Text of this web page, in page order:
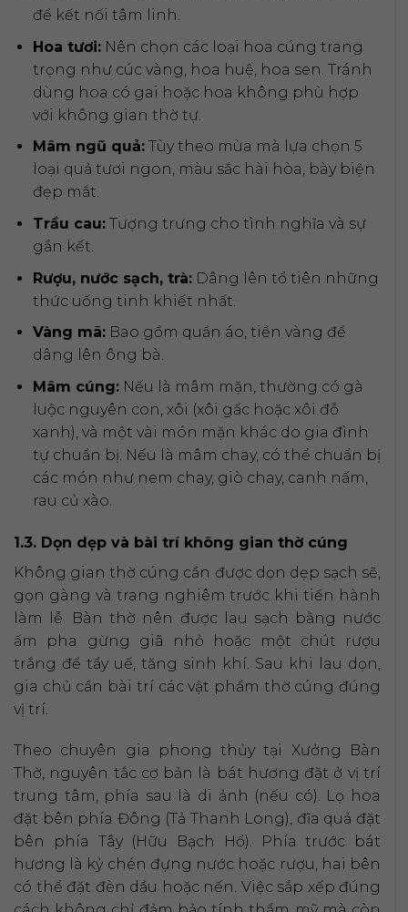
để kết nối tâm linh.
Hoa tươi:Nên chọn các loại hoa cúng trang
trọng như cúc vàng, hoa huệ, hoa sen. Tránh
dùng hoa có gai hoặc hoa không phù hợp
với không gian thờ tự.
Mâm ngũ quả:Tùy theo mùa mà lựa chọn 5
loại quả tươi ngon, màu sắc hài hòa, bày biện
đẹp mắt.
Trầu cau:Tượng trưng cho tình nghĩa và sự
gắn kết.
Rượu, nước sạch, trà:Dâng lên tổ tiên những
thức uống tinh khiết nhất.
Vàng mã:Bao gồm quần áo, tiền vàng để
dâng lên ông bà.
Mâm cúng:Nếu là mâm mặn, thường có gà
luộc nguyên con, xôi (xôi gấc hoặc xôi đỗ
xanh), và một vài món mặn khác do gia đình
tự chuẩn bị. Nếu là mâm chay, có thể chuẩn bị
các món như nem chay, giò chay, canh nấm,
rau củ xào.
1.3. Dọn dẹp và bài trí không gian thờ cúng
Không gian thờ cúng cần được dọn dẹp sạch sẽ,
gọn gàng và trang nghiêm trước khi tiến hành
làm lễ. Bàn thờ nên được lau sạch bằng nước
ấm pha gừng giã nhỏ hoặc một chút rượu
trắng để tẩy uế, tăng sinh khí. Sau khi lau dọn,
gia chủ cần bài trí các vật phẩm thờ cúng đúng
vị trí.
Theo chuyên gia phong thủy tại Xưởng Bàn
Thờ, nguyên tắc cơ bản là bát hương đặt ở vị trí
trung tâm, phía sau là di ảnh (nếu có). Lọ hoa
đặt bên phía Đông (Tả Thanh Long), đĩa quả đặt
bên phía Tây (Hữu Bạch Hổ). Phía trước bát
hương là kỷ chén đựng nước hoặc rượu, hai bên
có thể đặt đèn dầu hoặc nến. Việc sắp xếp đúng